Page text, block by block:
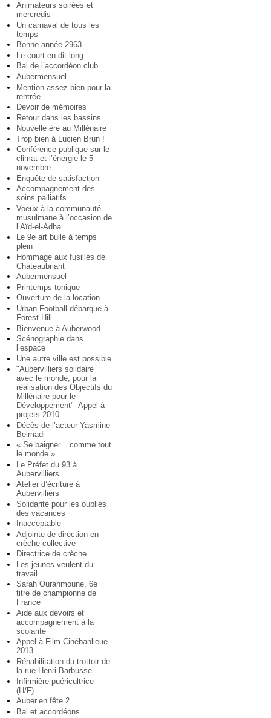
Animateurs soirées et
mercredis
Un carnaval de tous les
temps
Bonne année 2963
Le court en dit long
Bal de l’accordéon club
Aubermensuel
Mention assez bien pour la
rentrée
Devoir de mémoires
Retour dans les bassins
Nouvelle ère au Millénaire
Trop bien à Lucien Brun !
Conférence publique sur le
climat et l’énergie le 5
novembre
Enquête de satisfaction
Accompagnement des
soins palliatifs
Voeux à la communauté
musulmane à l’occasion de
l’Aïd-el-Adha
Le 9e art bulle à temps
plein
Hommage aux fusillés de
Chateaubriant
Aubermensuel
Printemps tonique
Ouverture de la location
Urban Football débarque à
Forest Hill
Bienvenue à Auberwood
Scénographie dans
l’espace
Une autre ville est possible
"Aubervilliers solidaire
avec le monde, pour la
réalisation des Objectifs du
Millénaire pour le
Développement"- Appel à
projets 2010
Décès de l’acteur Yasmine
Belmadi
« Se baigner... comme tout
le monde »
Le Préfet du 93 à
Aubervilliers
Atelier d’écriture à
Aubervilliers
Solidarité pour les oubliés
des vacances
Inacceptable
Adjointe de direction en
crèche collective
Directrice de crèche
Les jeunes veulent du
travail
Sarah Ourahmoune, 6e
titre de championne de
France
Aide aux devoirs et
accompagnement à la
scolarité
Appel à Film Cinébanlieue
2013
Réhabilitation du trottoir de
la rue Henri Barbusse
Infirmière puéricultrice
(H/F)
Auber’en fête 2
Bal et accordéons